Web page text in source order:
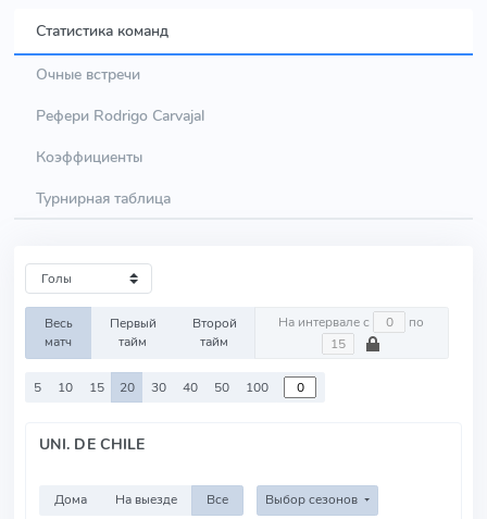
Статистика команд
Очные встречи
Рефери Rodrigo Carvajal
Коэффициенты
Турнирная таблица
Весь
матч
Первый
тайм
Второй
тайм
На интервале с по
5 10 15 20 30 40 50 100
UNI. DE CHILE
Дома На выезде Все Выбор сезонов